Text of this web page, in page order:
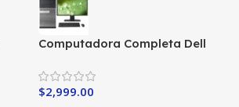
Computadora Completa Dell
$2,999.00